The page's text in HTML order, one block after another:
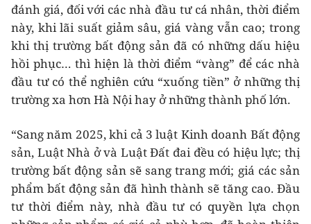
đánh giá, đối với các nhà đầu tư cá nhân, thời điểm
này, khi lãi suất giảm sâu, giá vàng vẫn cao; trong
khi thị trường bất động sản đã có những dấu hiệu
hồi phục… thì hiện là thời điểm “vàng” để các nhà
đầu tư có thể nghiên cứu “xuống tiền” ở những thị
trường xa hơn Hà Nội hay ở những thành phố lớn.
“Sang năm 2025, khi cả 3 luật Kinh doanh Bất động
sản, Luật Nhà ở và Luật Đất đai đều có hiệu lực; thị
trường bất động sản sẽ sang trang mới; giá các sản
phẩm bất động sản đã hình thành sẽ tăng cao. Đầu
tư thời điểm này, nhà đầu tư có quyền lựa chọn